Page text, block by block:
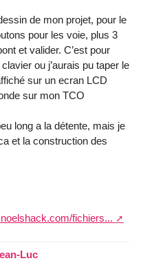
de mon projet, pour le
pour les voie, plus 3
et valider. C’est pour
ou j’aurais pu taper le
sur un ecran LCD
sur mon TCO
long a la détente, mais je
et la construction des
fichiers...
Luc